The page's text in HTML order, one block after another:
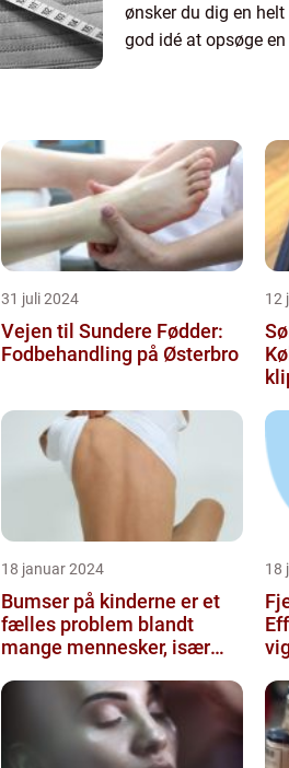
ønsker du dig en
god idé at opsøge
31 juli 2024
Vejen til Sundere Fødder:
Fodbehandling på Østerbro
12
18 januar 2024
Bumser på kinderne er et
fælles problem blandt
mange mennesker, især
kosmetikfor...
18